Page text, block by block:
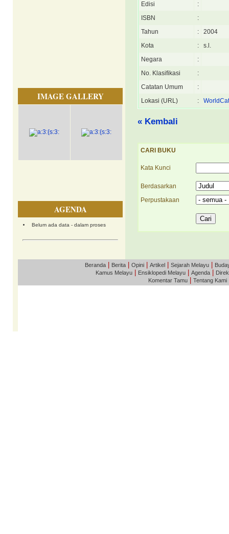
IMAGE GALLERY
AGENDA
Belum ada data - dalam proses
Edisi
:
ISBN
:
Tahun
:
2004
Kota
:
s.l.
Negara
:
No. Klasifikasi
:
Catatan Umum
:
Lokasi (URL)
:
« Kembali
CARI BUKU
Kata Kunci
Berdasarkan
Perpustakaan
Beranda Berita Opini Artikel Sejarah Melayu
Kamus Melayu
Ensiklopedi Melayu Agenda
Komentar Tamu
Tentang Kami